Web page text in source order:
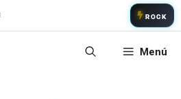
ROCK
Menú